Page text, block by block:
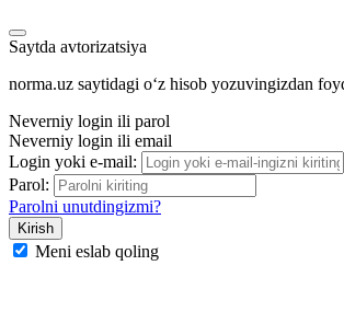
Saytda avtorizatsiya
norma.uz saytidagi oʻz hisob yozuvingizdan
Neverniy login ili parol
Neverniy login ili email
Login yoki e-mail:
Parol:
Parolni unutdingizmi?
Meni eslab qoling